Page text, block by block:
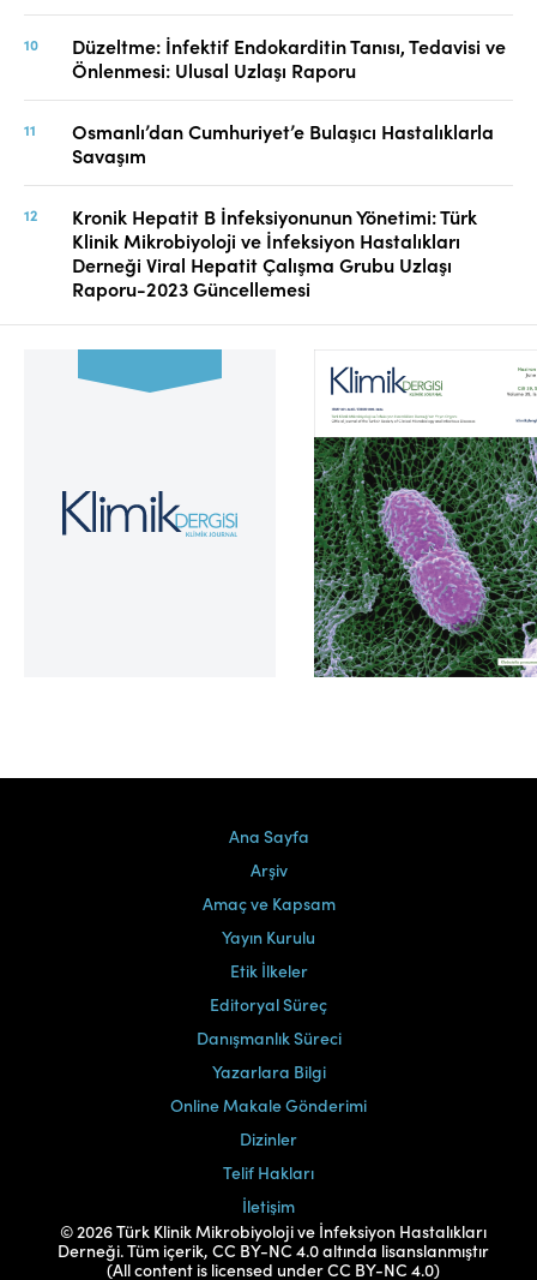
Düzeltme: İnfektif Endokarditin Tanısı, Tedavisi ve
Önlenmesi: Ulusal Uzlaşı Raporu
Osmanlı’dan Cumhuriyet’e Bulaşıcı Hastalıklarla
Savaşım
Kronik Hepatit B İnfeksiyonunun Yönetimi: Türk
Klinik Mikrobiyoloji ve İnfeksiyon Hastalıkları
Derneği Viral Hepatit Çalışma Grubu Uzlaşı
Raporu-2023 Güncellemesi
Cilt 39, Sayı 2
Ana Sayfa
Arşiv
Amaç ve Kapsam
Yayın Kurulu
Etik İlkeler
Editoryal Süreç
Danışmanlık Süreci
Yazarlara Bilgi
Online Makale Gönderimi
Dizinler
Telif Hakları
İletişim
© 2026 Türk Klinik Mikrobiyoloji ve İnfeksiyon Hastalıkları
Derneği. Tüm içerik, CC BY-NC 4.0 altında lisanslanmıştır
(All content is licensed under CC BY-NC 4.0)